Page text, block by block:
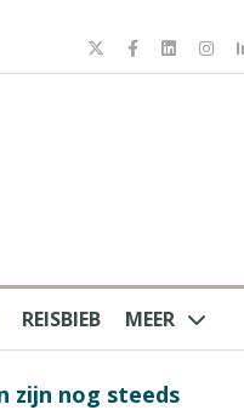
REISBIEB MEER
zijn nog steeds